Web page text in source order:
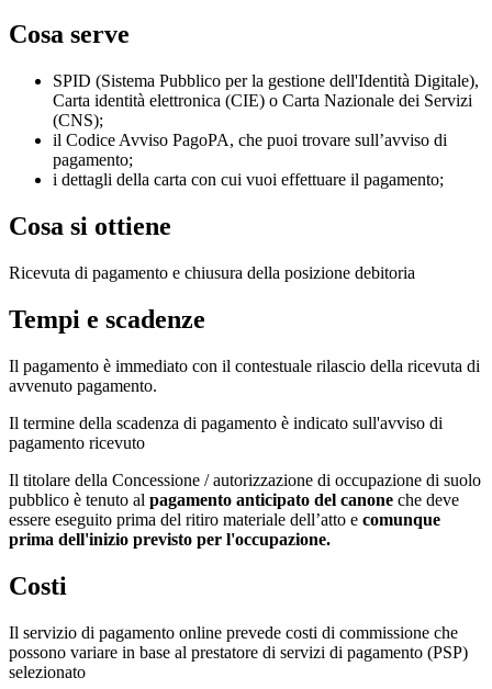
Cosa serve
SPID (Sistema Pubblico per la gestione dell'Identità Digitale),
Carta identità elettronica (CIE) o Carta Nazionale dei Servizi
(CNS);
il Codice Avviso PagoPA, che puoi trovare sull’avviso di
pagamento;
i dettagli della carta con cui vuoi effettuare il pagamento;
Cosa si ottiene
Ricevuta di pagamento e chiusura della posizione debitoria
Tempi e scadenze
Il pagamento è immediato con il contestuale rilascio della ricevuta di
avvenuto pagamento.
Il termine della scadenza di pagamento è indicato sull'avviso di
pagamento ricevuto
Il titolare della Concessione / autorizzazione di occupazione di suolo
pubblico è tenuto al pagamento anticipato del canone che deve
essere eseguito prima del ritiro materiale dell’atto e comunque
prima dell'inizio previsto per l'occupazione.
Costi
Il servizio di pagamento online prevede costi di commissione che
possono variare in base al prestatore di servizi di pagamento (PSP)
selezionato